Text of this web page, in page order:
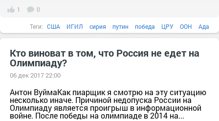
1 0
Теги: США ИГИЛ сирия путин победа ЦРУ ООН Ада
Кто виноват в том, что Россия не едет на
Олимпиаду?
06 дек 2017 22:00
Антон ВуймаКак пиарщик я смотрю на эту ситуацию
несколько иначе. Причиной недопуска России на
Олимпиаду является проигрыш в информационной
войне. После победы на олимпиаде в 2014 на...